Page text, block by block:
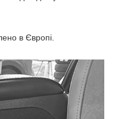
в Європі.